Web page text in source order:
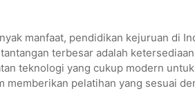
manfaat, pendidikan kejuruan di
terbesar adalah
teknologi yang cukup modern
memberikan pelatihan yang sesuai